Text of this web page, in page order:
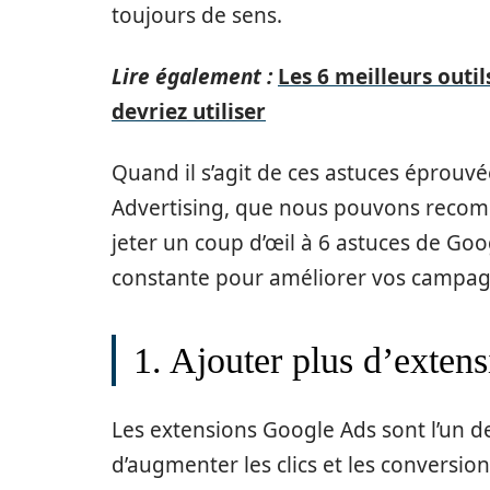
toujours de sens.
Lire également : Les 6 meilleurs
devriez utiliser
Quand il s’agit de ces astuces
Advertising, que nous pouvons
jeter un coup d’œil à 6 astuces de
constante pour améliorer vos
1. Ajouter plus
Les extensions Google Ads sont l’un
d’augmenter les clics et les